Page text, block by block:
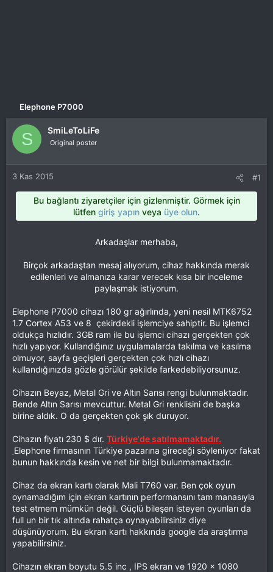
Elephone P7000
S SmiLeToLiFe
Original poster
3 Kas 2015 #1
Bu bağlantı ziyaretçiler için gizlenmiştir. Görmek için
lütfen giriş yapın veya üye olun.
Arkadaşlar merhaba,​
Birçok arkadaştan mesaj alıyorum, cihaz hakkında merak
edilenleri ve almanıza karar verecek kısa bir inceleme
paylaşmak istiyorum.​
Elephone P7000 cihazı 180 gr ağırlında, yeni nesil MTK6752
1.7 Cortex A53 ve 8 çekirdekli işlemciye sahiptir. Bu işlemci
oldukça hızlıdır. 3GB ram ile bu işlemci cihazı gerçekten çok
hızlı yapıyor. Kullandığınız uygulamalarda takılma ve kasılma
olmuyor, sayfa geçişleri gerçekten çok hızlı cihazı
kullandığınızda gözle görülür şekilde farkedebiliyorsunuz.
Cihazın Beyaz, Metal Gri ve Altın Sarısı rengi bulunmaktadır.
Bende Altın Sarısı mevcuttur. Metal Gri renklisini de başka
birine aldık. O da gerçekten çok şık duruyor.
Cihazın fiyatı 230 $ dır. Türkiye'de satılmamaktadır.
Elephone firmasının Türkiye pazarına gireceği söyleniyor fakat
bunun hakkında kesin ve net bir bilgi bulunmamaktadır.
Cihaz da ekran kartı olarak Mali T760 var. Ben çok oyun
oynamadığım için ekran kartının performansını tam manasıyla
test etmem mümkün değil. Güçlü bileşen isteyen oyunları da
full un bir tık altında rahatça oynayabilirsiniz diye
düşünüyorum. Bu ekran kartı hakkında google da araştırma
yapabilirsiniz.
Cihazın ekran boyutu 5.5 inc , IPS ekran ve 1920 x 1080